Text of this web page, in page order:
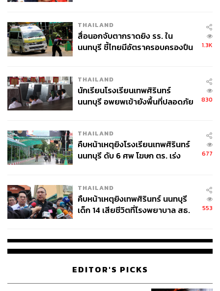
THAILAND
สื่อนอกจับตากราดยิง รร. ใน
นนทบุรี ชี้ไทยมีอัตราครอบครองปืน
1.3K
THAILAND
นักเรียนโรงเรียนเทพศิรินทร์
นนทบุรี อพยพเข้ายังพื้นที่ปลอดภัย
830
THAILAND
คืบหน้าเหตุยิงโรงเรียนเทพศิรินทร์
นนทบุรี ดับ 6 ศพ โฆษก ตร. เร่ง
677
THAILAND
คืบหน้าเหตุยิงเทพศิรินทร์ นนทบุรี
เด็ก 14 เสียชีวิตที่โรงพยาบาล สธ.
553
EDITOR'S PICKS